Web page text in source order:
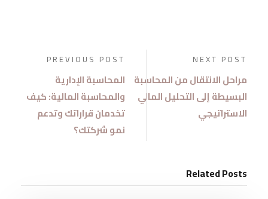
PREVIOUS POST
المحاسبة الإدارية
والمحاسبة المالية: كيف
تخدمان قراراتك وتدعم
نمو شركتك؟
NEXT POST
مراحل الانتقال من المحاسبة
البسيطة إلى التحليل المالي
الاستراتيجي
Related Posts